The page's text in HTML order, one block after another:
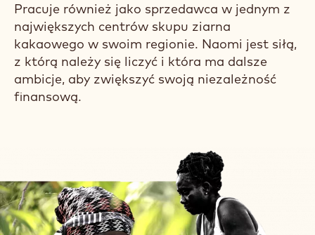
Pracuje również jako sprzedawca w jednym z
największych centrów skupu ziarna
kakaowego w swoim regionie. Naomi jest siłą,
z którą należy się liczyć i która ma dalsze
ambicje, aby zwiększyć swoją niezależność
finansową.